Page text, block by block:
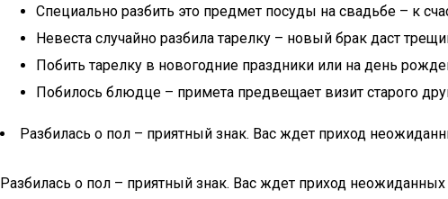
Специально разбить это предмет посуды на свадьбе – к
Невеста случайно разбила тарелку – новый брак даст
Побить тарелку в новогодние праздники или на день
Побилось блюдце – примета предвещает визит старого
Разбилась о пол – приятный знак. Вас ждет приход
Разбилась о пол – приятный знак. Вас ждет приход неожиданных